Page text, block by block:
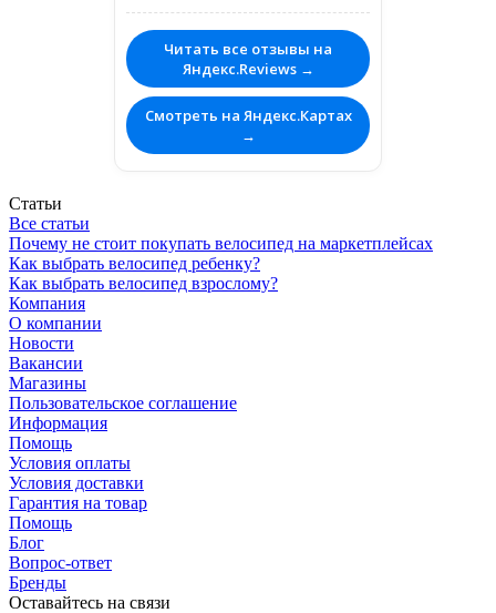
Читать все отзывы на
Яндекс.Reviews →
Смотреть на Яндекс.Картах
→
Статьи
Все статьи
Почему не стоит покупать велосипед на маркетплейсах
Как выбрать велосипед ребенку?
Как выбрать велосипед взрослому?
Компания
О компании
Новости
Вакансии
Магазины
Пользовательское соглашение
Информация
Помощь
Условия оплаты
Условия доставки
Гарантия на товар
Помощь
Блог
Вопрос-ответ
Бренды
Оставайтесь на связи